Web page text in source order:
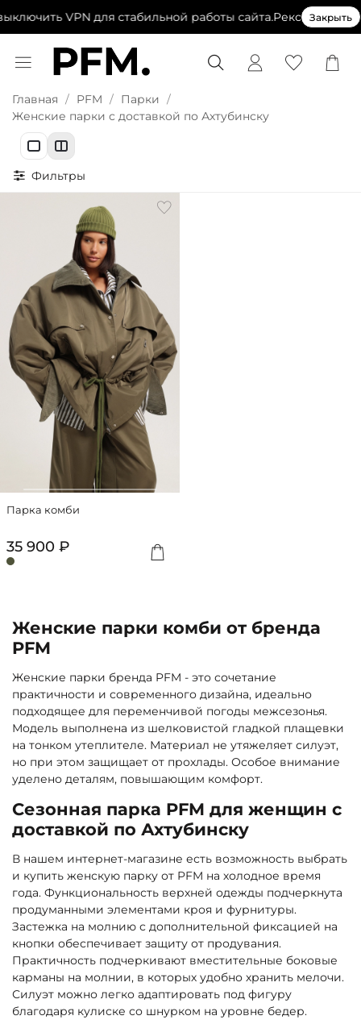
VPN для стабильной работы сайта.Рекомендуем
Закрыть
Главная PFM
Парки
Женские парки с доставкой по Ахтубинску
Фильтры
Парка комби
35 900 ₽
Женские парки комби от бренда
PFM
Женские парки бренда PFM - это сочетание
практичности и современного дизайна, идеально
подходящее для переменчивой погоды межсезонья.
Модель выполнена из шелковистой гладкой плащевки
на тонком утеплителе. Материал не утяжеляет силуэт,
но при этом защищает от прохлады. Особое внимание
уделено деталям, повышающим комфорт.
Сезонная парка PFM для женщин с
доставкой по Ахтубинску
В нашем интернет-магазине есть возможность выбрать
и купить женскую парку от PFM на холодное время
года. Функциональность верхней одежды подчеркнута
продуманными элементами кроя и фурнитуры.
Застежка на молнию с дополнительной фиксацией на
кнопки обеспечивает защиту от продувания.
Практичность подчеркивают вместительные боковые
карманы на молнии, в которых удобно хранить мелочи.
Силуэт можно легко адаптировать под фигуру
благодаря кулиске со шнурком на уровне бедер.